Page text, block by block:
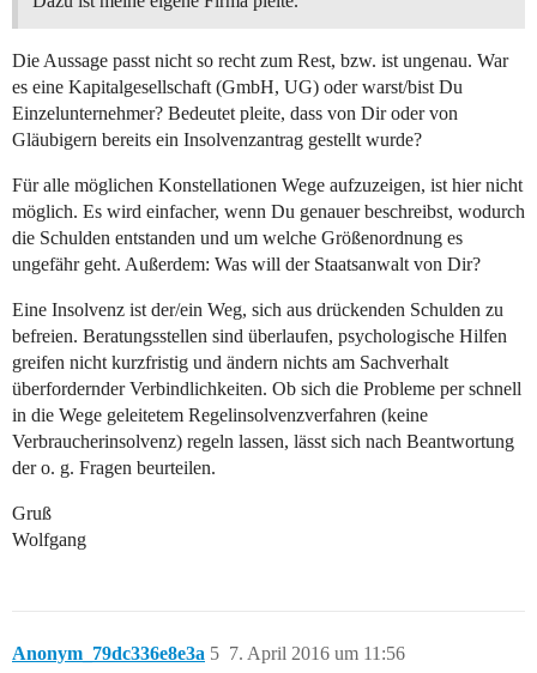
Die Aussage passt nicht so recht zum Rest, bzw. ist ungenau. War
es eine Kapitalgesellschaft (GmbH, UG) oder warst/bist Du
Einzelunternehmer? Bedeutet pleite, dass von Dir oder von
Gläubigern bereits ein Insolvenzantrag gestellt wurde?
Für alle möglichen Konstellationen Wege aufzuzeigen, ist hier nicht
möglich. Es wird einfacher, wenn Du genauer beschreibst, wodurch
die Schulden entstanden und um welche Größenordnung es
ungefähr geht. Außerdem: Was will der Staatsanwalt von Dir?
Eine Insolvenz ist der/ein Weg, sich aus drückenden Schulden zu
befreien. Beratungsstellen sind überlaufen, psychologische Hilfen
greifen nicht kurzfristig und ändern nichts am Sachverhalt
überfordernder Verbindlichkeiten. Ob sich die Probleme per schnell
in die Wege geleitetem Regelinsolvenzverfahren (keine
Verbraucherinsolvenz) regeln lassen, lässt sich nach Beantwortung
der o. g. Fragen beurteilen.
Gruß
Wolfgang
Anonym_79dc336e8e3a 7. April 2016 um 11:56
5